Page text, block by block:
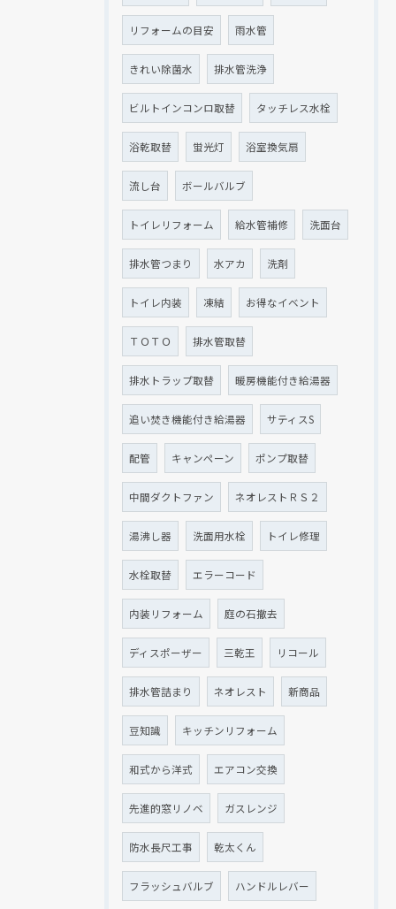
リフォームの目安 雨水管
きれい除菌水 排水管洗浄
ビルトインコンロ取替 タッチレス水栓
浴乾取替 蛍光灯 浴室換気扇
流し台 ボールバルブ
トイレリフォーム 給水管補修 洗面台
排水管つまり 水アカ 洗剤
トイレ内装 凍結 お得なイベント
ＴＯＴＯ 排水管取替
排水トラップ取替 暖房機能付き給湯器
追い焚き機能付き給湯器 サティスS
配管 キャンペーン ポンプ取替
中間ダクトファン ネオレストＲＳ２
湯沸し器 洗面用水栓 トイレ修理
水栓取替 エラーコード
内装リフォーム 庭の石撤去
ディスポーザー 三乾王 リコール
排水管詰まり ネオレスト 新商品
豆知識 キッチンリフォーム
和式から洋式 エアコン交換
先進的窓リノベ ガスレンジ
防水長尺工事 乾太くん
フラッシュバルブ ハンドルレバー